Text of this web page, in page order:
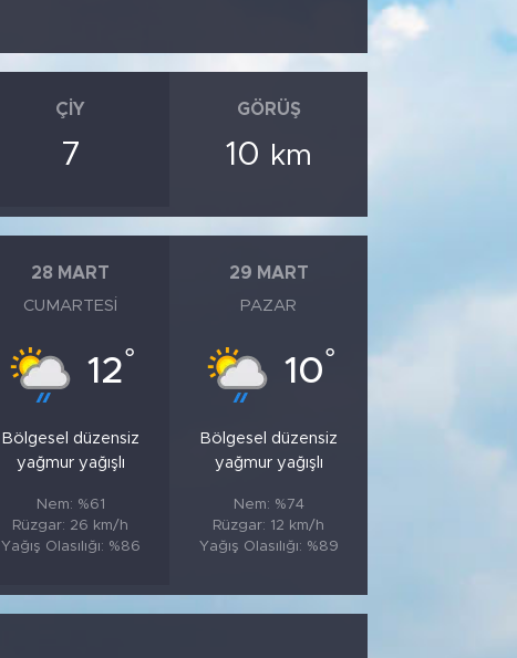
ÇIY
7
GÖRÜŞ
10 km
28 MART
CUMARTESI
12°
Bölgesel düzensiz
yağmur yağışlı
Nem: %61
Rüzgar: 26 km/h
Yağış Olasılığı: %86
29 MART
PAZAR
10°
Bölgesel düzensiz
yağmur yağışlı
Nem: %74
Rüzgar: 12 km/h
Yağış Olasılığı: %89